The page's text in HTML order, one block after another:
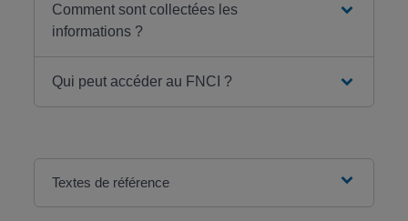
Comment sont collectées les
informations ?
Qui peut accéder au FNCI ?
Textes de référence